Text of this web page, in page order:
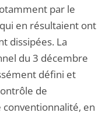
par le
en résultaient ont
dissipées. La
du 3 décembre
défini et
de
en